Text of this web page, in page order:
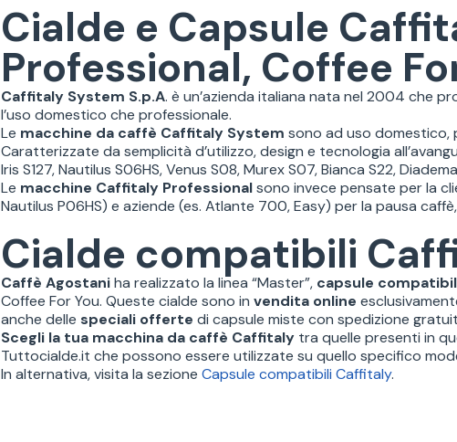
Cialde e Capsule
Professional, Coffee
Caffitaly System S.p.A. è un’azienda italiana nata nel 2004 che
l’uso domestico che professionale.
Le macchine da caffè Caffitaly System sono ad uso domestico,
Caratterizzate da semplicità d’utilizzo, design e tecnologia
Iris S127, Nautilus S06HS, Venus S08, Murex S07, Bianca S22,
Le macchine Caffitaly Professionalsono invece pensate per la
Nautilus P06HS) e aziende (es. Atlante 700, Easy) per la pausa
Cialde compatibili
Caffè Agostaniha realizzato la linea “Master”, capsule
Coffee For You. Queste cialde sono in vendita online
anche delle speciali offerte di capsule miste con spedizione
Scegli la tua macchina da caffè Caffitalytra quelle presenti in
Tuttocialde.it che possono essere utilizzate su quello specifico
In alternativa, visita la sezione Capsule compatibili Caffitaly.